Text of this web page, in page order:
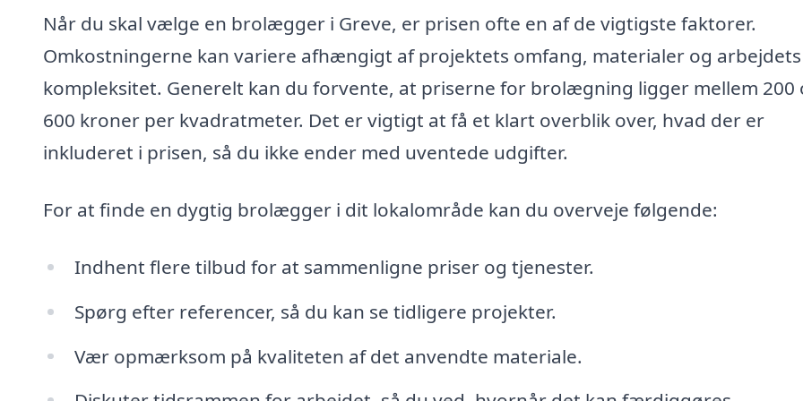
Når du skal vælge en brolægger i Greve, er prisen ofte en af de vigtigste faktorer.
Omkostningerne kan variere afhængigt af projektets omfang, materialer og arbejdets
kompleksitet. Generelt kan du forvente, at priserne for brolægning ligger mellem 200
600 kroner per kvadratmeter. Det er vigtigt at få et klart overblik over, hvad der er
inkluderet i prisen, så du ikke ender med uventede udgifter.
For at finde en dygtig brolægger i dit lokalområde kan du overveje følgende:
Indhent flere tilbud for at sammenligne priser og tjenester.
Spørg efter referencer, så du kan se tidligere projekter.
Vær opmærksom på kvaliteten af det anvendte materiale.